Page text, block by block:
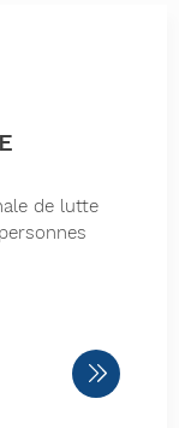
de lutte